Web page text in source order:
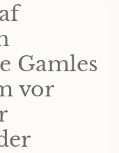
Gamles
vor